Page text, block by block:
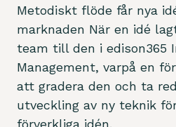
Metodiskt flöde får nya
marknaden När en idé
team till den i edison365
Management, varpå en
att gradera den och ta
utveckling av ny teknik
förverkliga idén.